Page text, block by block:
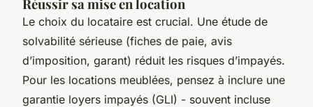
Réussir sa mise en location
Le choix du locataire est crucial. Une étude de
solvabilité sérieuse (fiches de paie, avis
d’imposition, garant) réduit les risques d’impayés.
Pour les locations meublées, pensez à inclure une
garantie loyers impayés (GLI) - souvent incluse